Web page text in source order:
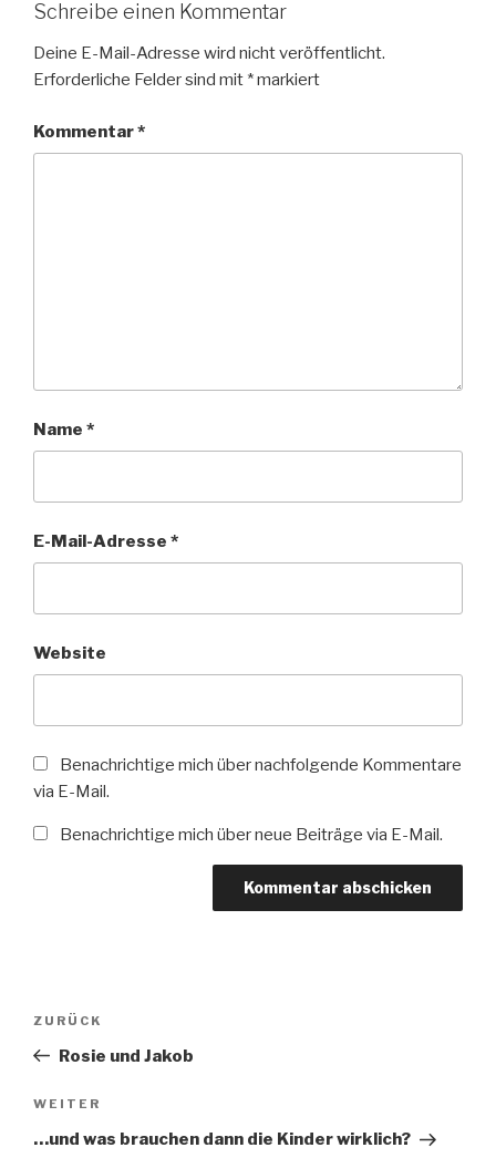
Schreibe einen Kommentar
Deine E-Mail-Adresse wird nicht veröffentlicht.
Erforderliche Felder sind mit *markiert
Kommentar*
Name *
E-Mail-Adresse *
Website
Benachrichtige mich über nachfolgende Kommentare
via E-Mail.
Benachrichtige mich über neue Beiträge via E-Mail.
Beitragsnavigation
Vorheriger
Beitrag
ZURÜCK
Rosie und Jakob
Nächster
Beitrag
WEITER
…und was brauchen dann die Kinder wirklich?